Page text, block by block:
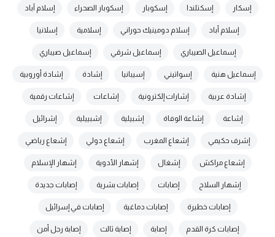
إسكار إسكتلندا إسكوبار إسكوبار الصحراء إسلام آباد
إسلام أباد إسلام دومينيك حوراني إسلامية إسلانيا
إسماعيل الصيباري إسماعيل شرقي إسماعيل صيباري
إسماعيل هنية إسواتيني إسيبانيا إشادة إشادة أوروبية
إشادة عربية إشارات إلكترونية إشاعات إشاعات رقمية
إشاعة إشاعة الوفاة إشبيلية إشبييلية إشرائيل
إشرف حكيمي إشعاع المغرب إشعاع دولي إشعاع رياضي
إشعاع مراكش إشغال إشهار الأدوية إشهار الإسلام
إشهار السلاح إصابات إصابات بشرية إصابات جديدة
إصابات خطيرة إصابات دماغية إصابات في إسرائيل
إصابات كرة القدم إصابة إصابة ثالث إصابة رجل أمن